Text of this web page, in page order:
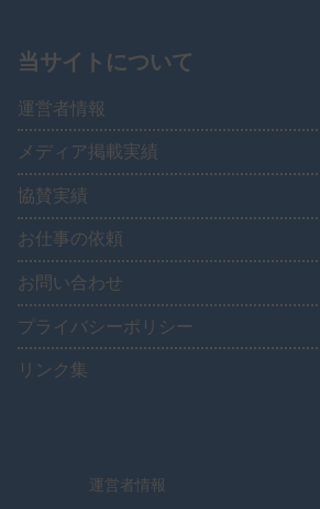
当サイトについて
運営者情報
メディア掲載実績
協賛実績
お仕事の依頼
お問い合わせ
プライバシーポリシー
リンク集
運営者情報